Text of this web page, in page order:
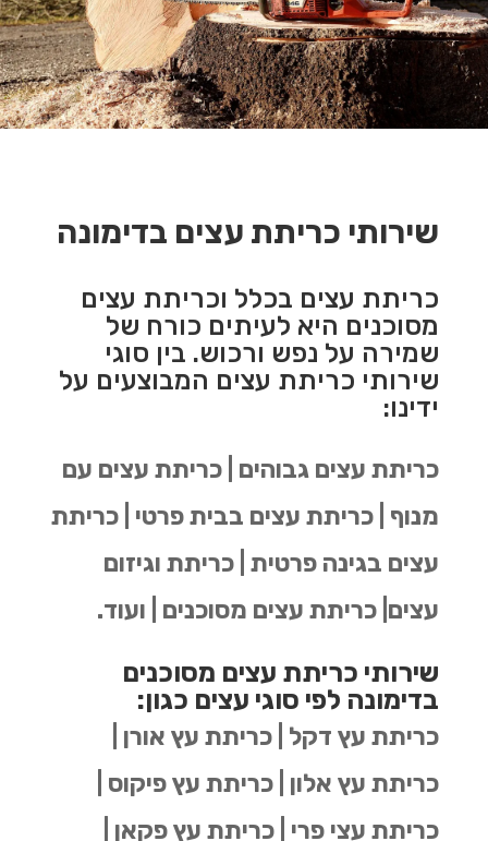
שירותי כריתת עצים בדימונה
כריתת עצים בכלל וכריתת עצים
מסוכנים היא לעיתים כורח של
שמירה על נפש ורכוש. בין סוגי
שירותי כריתת עצים המבוצעים על
ידינו:
כריתת עצים גבוהים | כריתת עצים עם
מנוף | כריתת עצים בבית פרטי | כריתת
עצים בגינה פרטית | כריתת וגיזום
עצים| כריתת עצים מסוכנים | ועוד.
שירותי כריתת עצים מסוכנים
בדימונה לפי סוגי עצים כגון:
כריתת עץ דקל | כריתת עץ אורן |
כריתת עץ אלון | כריתת עץ פיקוס |
כריתת עצי פרי | כריתת עץ פקאן |